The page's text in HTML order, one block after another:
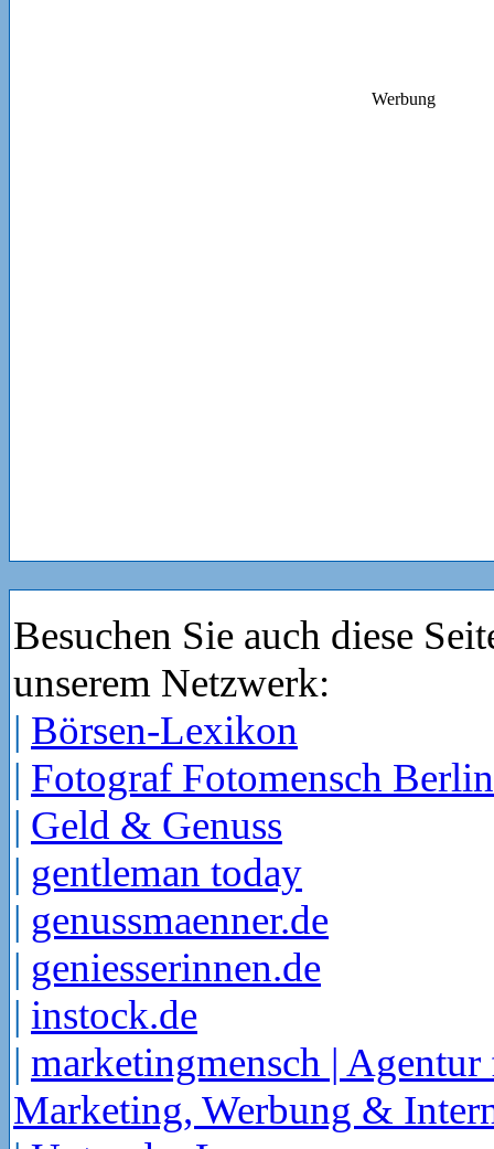
Werbung
Besuchen Sie auch diese
unserem Netzwerk:
| Börsen-Lexikon
| Fotograf Fotomensch Berlin
| Geld & Genuss
| gentleman today
| genussmaenner.de
| geniesserinnen.de
| instock.de
| marketingmensch | Agentur
Marketing, Werbung &